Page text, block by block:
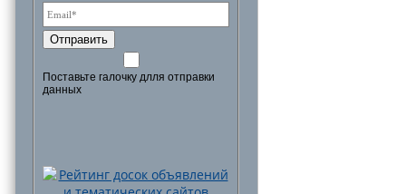
Отправить
Поставьте галочку длля отправки
данных